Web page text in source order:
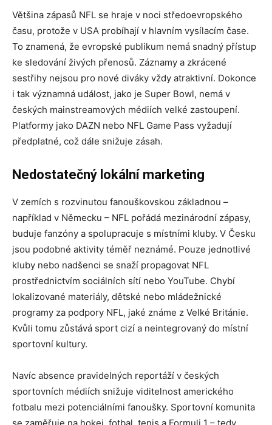
Většina zápasů NFL se hraje v noci středoevropského
času, protože v USA probíhají v hlavním vysílacím čase.
To znamená, že evropské publikum nemá snadný přístup
ke sledování živých přenosů. Záznamy a zkrácené
sestřihy nejsou pro nové diváky vždy atraktivní. Dokonce
i tak významná událost, jako je Super Bowl, nemá v
českých mainstreamových médiích velké zastoupení.
Platformy jako DAZN nebo NFL Game Pass vyžadují
předplatné, což dále snižuje zásah.
Nedostatečný lokální marketing
V zemích s rozvinutou fanouškovskou základnou –
například v Německu – NFL pořádá mezinárodní zápasy,
buduje fanzóny a spolupracuje s místními kluby. V Česku
jsou podobné aktivity téměř neznámé. Pouze jednotlivé
kluby nebo nadšenci se snaží propagovat NFL
prostřednictvím sociálních sítí nebo YouTube. Chybí
lokalizované materiály, dětské nebo mládežnické
programy za podpory NFL, jaké známe z Velké Británie.
Kvůli tomu zůstává sport cizí a neintegrovaný do místní
sportovní kultury.
Navíc absence pravidelných reportáží v českých
sportovních médiích snižuje viditelnost amerického
fotbalu mezi potenciálními fanoušky. Sportovní komunita
se zaměřuje na hokej, fotbal, tenis a Formuli 1 – tedy